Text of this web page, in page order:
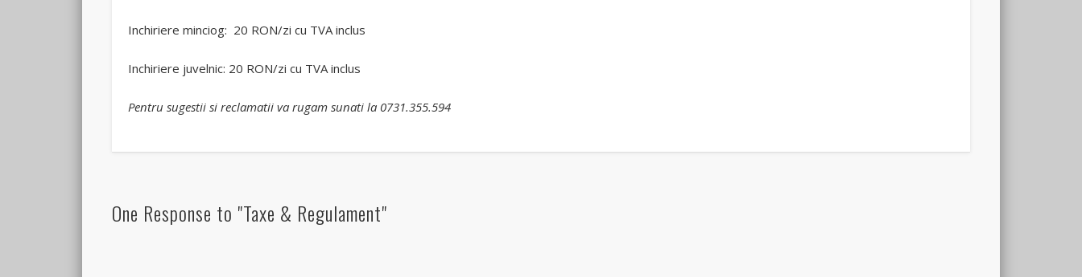
Inchiriere minciog: 20 RON/zi cu TVA inclus
Inchiriere juvelnic: 20 RON/zi cu TVA inclus
Pentru sugestii si reclamatii va rugam sunati la 0731.355.594
One Response to "Taxe & Regulament"